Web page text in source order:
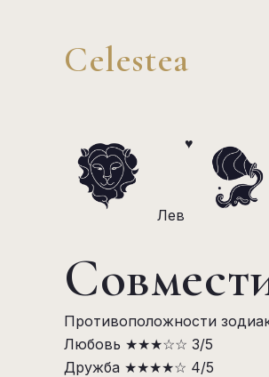
Celestea
Лев
♥
Противоположности
Любовь ★★★☆☆ 3/5
Дружба ★★★★☆ 4/5